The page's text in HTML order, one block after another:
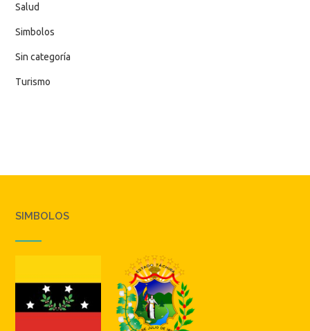
Salud
Simbolos
Sin categoría
Turismo
SIMBOLOS